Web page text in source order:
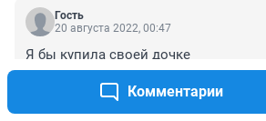
Комментарии
Гость
20 августа 2022, 00:47
Я бы купила своей дочке
Гость